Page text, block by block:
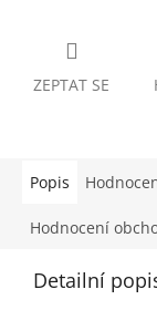
ZEPTAT SE
Popis
Hodnocení
Detailní